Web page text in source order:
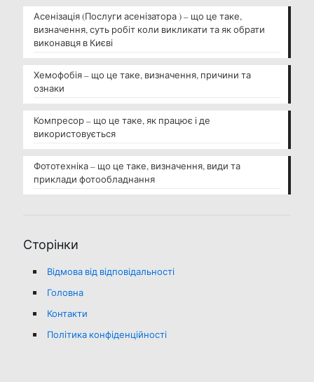
Асенізація (Послуги асенізатора ) – що це таке,
визначення, суть робіт коли викликати та як обрати
виконавця в Києві
Хемофобія – що це таке, визначення, причини та
ознаки
Компресор – що це таке, як працює і де
використовується
Фототехніка – що це таке, визначення, види та
приклади фотообладнання
Сторінки
Відмова від відповідальності
Головна
Контакти
Політика конфіденційності